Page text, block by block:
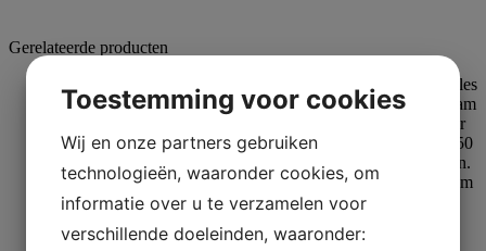
Gerelateerde producten
Inbedden
Toestemming voor cookies
Wij en onze partners gebruiken
technologieën, waaronder cookies, om
informatie over u te verzamelen voor
verschillende doeleinden, waaronder: